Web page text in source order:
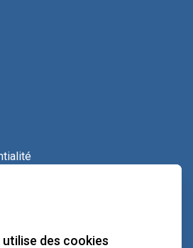
utilise des cookies